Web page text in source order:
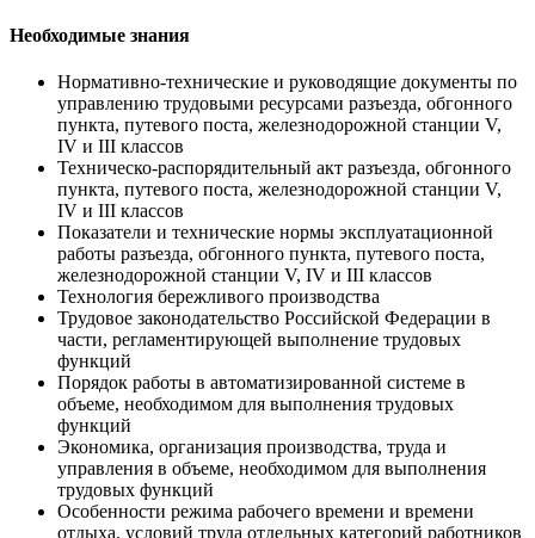
Необходимые знания
Нормативно-технические и руководящие документы по
управлению трудовыми ресурсами разъезда, обгонного
пункта, путевого поста, железнодорожной станции V,
IV и III классов
Техническо-распорядительный акт разъезда, обгонного
пункта, путевого поста, железнодорожной станции V,
IV и III классов
Показатели и технические нормы эксплуатационной
работы разъезда, обгонного пункта, путевого поста,
железнодорожной станции V, IV и III классов
Технология бережливого производства
Трудовое законодательство Российской Федерации в
части, регламентирующей выполнение трудовых
функций
Порядок работы в автоматизированной системе в
объеме, необходимом для выполнения трудовых
функций
Экономика, организация производства, труда и
управления в объеме, необходимом для выполнения
трудовых функций
Особенности режима рабочего времени и времени
отдыха, условий труда отдельных категорий работников